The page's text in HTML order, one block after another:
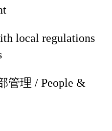
local regulations
管理 / People &